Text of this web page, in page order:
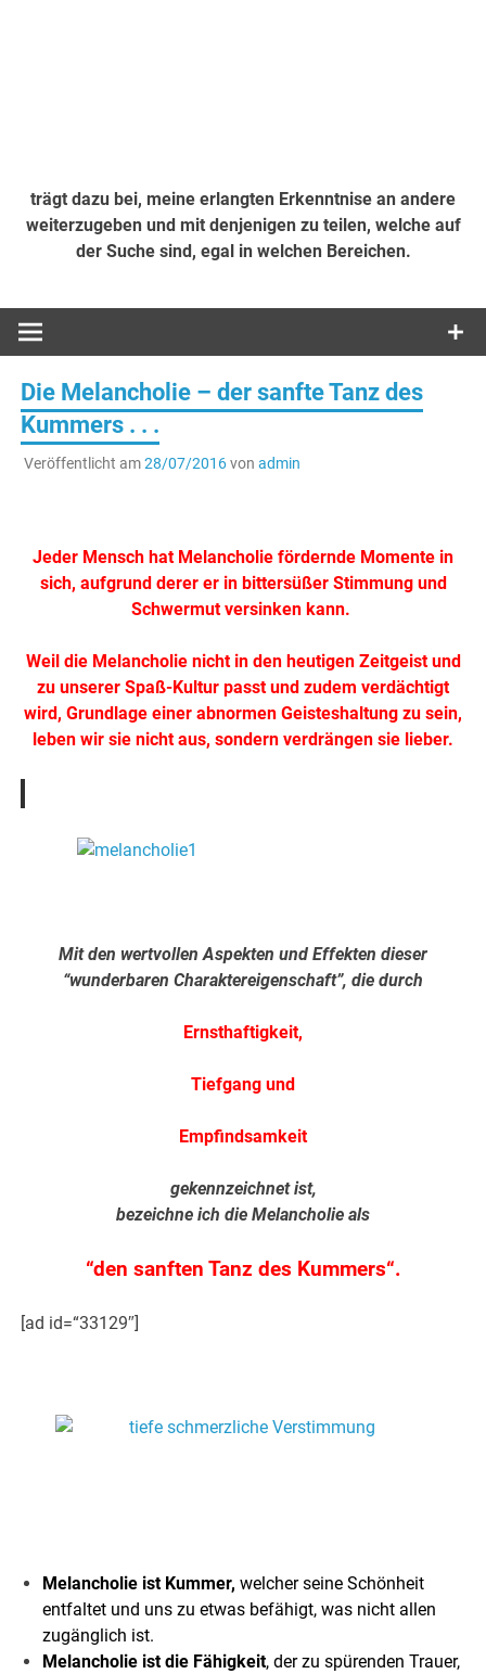
trägt dazu bei, meine erlangten Erkenntnise an andere
weiterzugeben und mit denjenigen zu teilen, welche auf
der Suche sind, egal in welchen Bereichen.
Die Melancholie – der sanfte Tanz des
Kummers . . .
Veröffentlicht am28/07/2016von admin
Jeder Mensch hat Melancholie fördernde Momente in
sich, aufgrund derer er in bittersüßer Stimmung und
Schwermut versinken kann.
Weil die Melancholie nicht in den heutigen Zeitgeist und
zu unserer Spaß-Kultur passt und zudem verdächtigt
wird, Grundlage einer abnormen Geisteshaltung zu sein,
leben wir sie nicht aus, sondern verdrängen sie lieber.
Mit den wertvollen Aspekten und Effekten dieser
“wunderbaren Charaktereigenschaft”, die durch
Ernsthaftigkeit,
Tiefgang und
Empfindsamkeit
gekennzeichnet ist,
bezeichne ich die Melancholie als
“den sanften Tanz des Kummers“.
[ad id=“33129″]
Melancholie ist Kummer, welcher seine Schönheit
entfaltet und uns zu etwas befähigt, was nicht allen
zugänglich ist.
Melancholie ist die Fähigkeit, der zu spürenden Trauer,